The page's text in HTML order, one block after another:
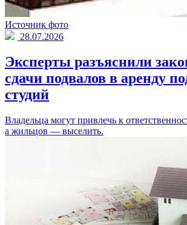
Источник фото
28.07.2026
Эксперты разъяснили
сдачи подвалов в аренду
студий
Владельца могут привлечь к
а жильцов — выселить.